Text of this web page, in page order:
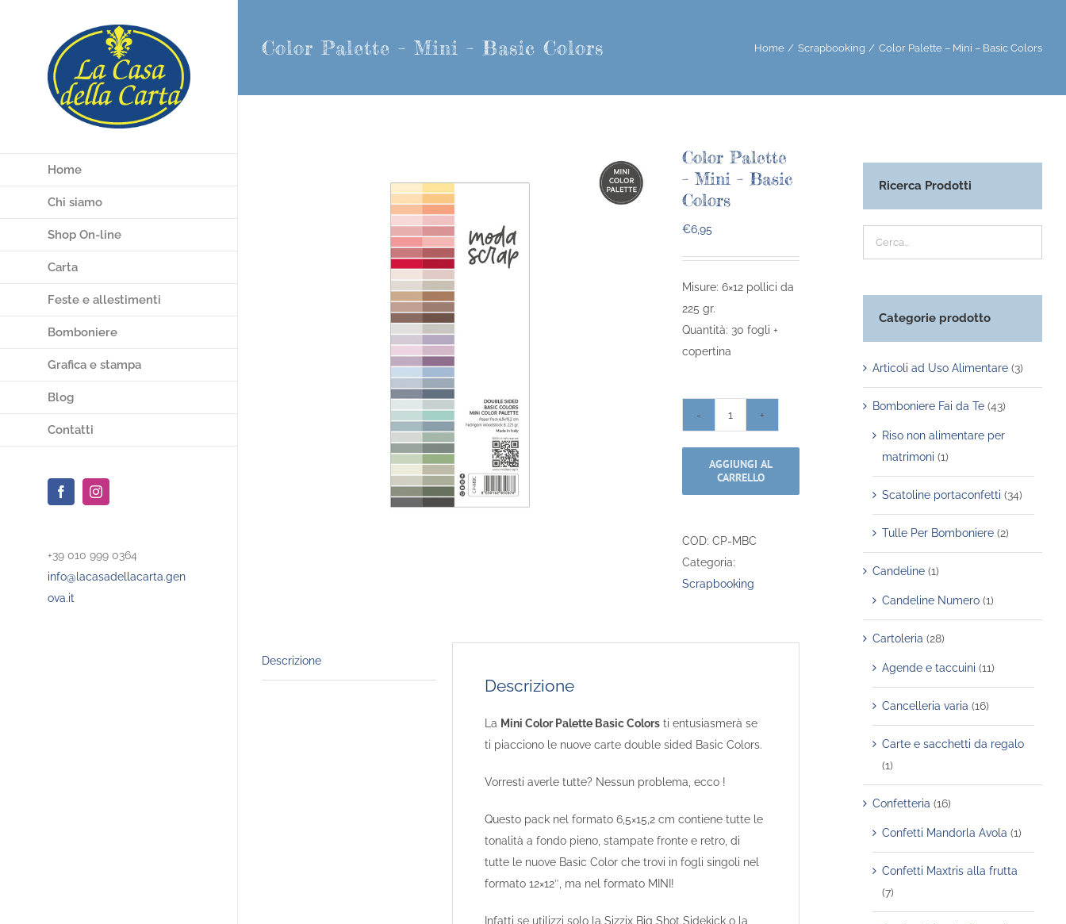
Home
Chi siamo
Shop On-line
Carta
Feste e allestimenti
Bomboniere
Grafica e stampa
Blog
Contatti
FacebookInstagram
+39 010 999 0364
info@lacasadellacarta.gen
ova.it
Color Palette – Mini – Basic Colors Home Scrapbooking Color Palette – Mini – Basic Colors
Color Palette
– Mini – Basic
Colors
€6,95
Misure: 6×12 pollici da
225 gr.
Quantità: 30 fogli +
copertina
Palette
-
AGGIUNGI AL
CARRELLO
COD: CP-MBC
Categoria:
Scrapbooking
Descrizione
Descrizione
La Mini Color Palette Basic Colors ti entusiasmerà se
ti piacciono le nuove carte double sided Basic Colors.
Vorresti averle tutte? Nessun problema, ecco !
Questo pack nel formato 6,5×15,2 cm contiene tutte le
tonalità a fondo pieno, stampate fronte e retro, di
tutte le nuove Basic Color che trovi in fogli singoli nel
formato 12×12″, ma nel formato MINI!
Infatti se utilizzi solo la Sizzix Big Shot Sidekick o la
Ricerca Prodotti
Categorie prodotto
Articoli ad Uso Alimentare (3)
Bomboniere Fai da Te (43)
Riso non alimentare per
matrimoni (1)
Scatoline portaconfetti (34)
Tulle Per Bomboniere (2)
Candeline (1)
Candeline Numero (1)
Cartoleria (28)
Agende e taccuini (11)
Cancelleria varia (16)
Carte e sacchetti da regalo
(1)
Confetteria (16)
Confetti Mandorla Avola (1)
Confetti Maxtris alla frutta
(7)